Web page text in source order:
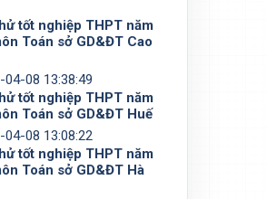
tốt nghiệp THPT năm
Toán sở GD&ĐT Cao
04-08 13:38:49
tốt nghiệp THPT năm
Toán sở GD&ĐT Huế
04-08 13:08:22
tốt nghiệp THPT năm
Toán sở GD&ĐT Hà